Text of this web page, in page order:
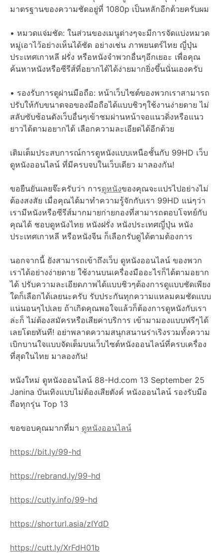
มาตรฐานของความชัดอยู่ที่ 1080p เป็นหลักอีกด้วยครับผม
• หมวดแจ่มชัด: ในส่วนของเมนูต่างๆจะมีการจัดแบ่งหมวด
หมู่เอาไว้อย่างเห็นได้ชัด อย่างเช่น ภาพยนตร์ไทย ญี่ปุ่น
ประเทศเกาหลี ฝรั่ง หรือหนังจำพวกอื่นๆอีกเยอะ เพื่อคุณ
ค้นหาหนังหรือซีรีส์ที่อยากได้ได้ง่ายมากยิ่งขึ้นนั่นเองครับ
• รองรับการดูผ่านมือถือ: หน้าเว็บไซต์ของพวกเราสามารถ
ปรับให้กับขนาดจอของมือถือได้แบบชิวๆใช้งานง่ายดาย ไม่
สลับซับซ้อนดังเว็บอื่นๆเข้าชมผ่านหน้าจอแนวดิ่งหรือแนว
ยาวได้ตามอยากได้ เลือกความละเอียดได้อีกด้วย
เติมเต็มประสบการณ์การดูหนังแบบเหนือชั้นกับ 99HD เว็บ
ดูหนังออนไลน์ ที่มีครบจบในเว็บเดียว มาลองกัน!
ขอยืนยันเลยจ๊ะครับว่า การดูหนังของคุณจะแปรไปอย่างไม่
ต้องสงสัย เมื่อคุณได้มาทำความรู้จักกับเรา 99HD แน่ๆว่า
เรามีหนังหรือซีรีส์มากมายก่ายกองที่สามารถตอบโจทย์กับ
คุณได้ ชอบดูหนังไทย หนังฝรั่ง หนังประเทศญี่ปุ่น หนัง
ประเทศเกาหลี หรือหนังจีน ก็เลือกรับดูได้ตามต้องการ
นอกจากนี้ ยังสามารถเข้าถึงเว็บ ดูหนังออนไลน์ ของพวก
เราได้อย่างง่ายดาย ใช้งานบนเครื่องมืออะไรก็ได้ตามอยาก
ได้ ปรับความละเอียดภาพได้แบบชิวๆต้องการดูแบบชัดเพียง
ใดก็เลือกได้เลยนะครับ รับประกันทุกความแหลมคมชัดแบบ
แน่นอนๆไปเลย ถ้าเกิดคุณพอใจแล้วก็ต้องการดูหนังกับเรา
ล่ะก็ ไม่ต้องสมัครหรือเสียค่าบริการ เข้ามามองแบบฟรีๆได้
เลยโดยทันที! อย่าพลาดความสนุกสนานร่าเริงรวมทั้งความ
เบิกบานใจแบบจัดเต็มบนเว็บไซต์หนังออนไลน์ที่ครบเครื่อง
ที่สุดในไทย มาลองกัน!
หนังใหม่ ดูหนังออนไลน์ 88-Hd.com 13 September 25
Janina บันเทิงแบบไม่ต้องเสียตังค์ หนังออนไลน์ รองรับมือ
ถือทุกรุ่น Top 13
ขอขอบคุณมากที่มา ดูหนังออนไลน์
https://bit.ly/99-hd
https://rebrand.ly/99-hd
https://cutly.info/99-hd
https://shorturl.asia/zIYdD
https://cutt.ly/XrFdH01b